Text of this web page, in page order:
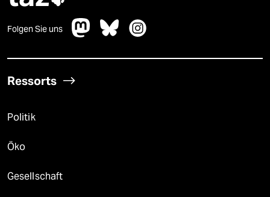
Folgen Sie uns
Ressorts
Politik
Öko
Gesellschaft